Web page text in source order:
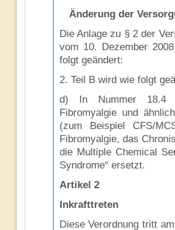
Änderung der
Die Anlage zu § 2 der
vom 10. Dezember
folgt geändert:
2. Teil B wird wie folgt
d) In Nummer 18.4
Fibromyalgie und
(zum Beispiel CFS/
Fibromyalgie, das
die Multiple Chemical
Syndrome“ ersetzt.
Artikel 2
Inkrafttreten
Diese Verordnung tritt